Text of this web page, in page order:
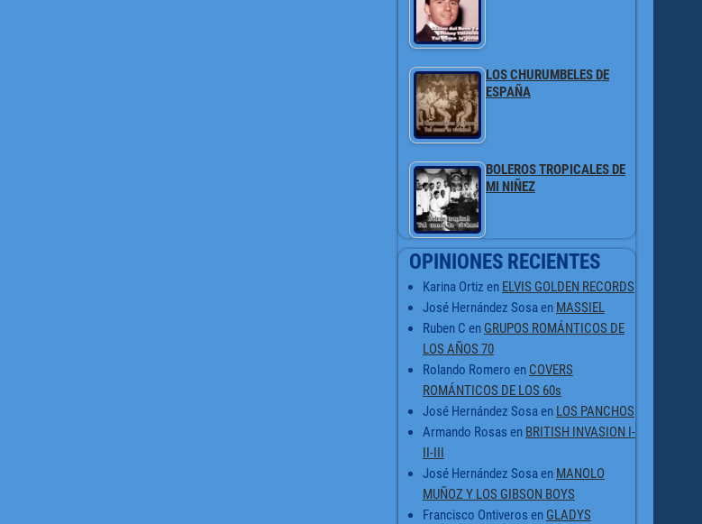
LOS CHURUMBELES DE
ESPAÑA
BOLEROS TROPICALES DE
MI NIÑEZ
OPINIONES RECIENTES
Karina Ortiz en ELVIS GOLDEN RECORDS
José Hernández Sosa en MASSIEL
Ruben C en GRUPOS ROMÁNTICOS DE
LOS AÑOS 70
Rolando Romero en COVERS
ROMÁNTICOS DE LOS 60s
José Hernández Sosa en LOS PANCHOS
Armando Rosas en BRITISH INVASION I-
II-III
José Hernández Sosa en MANOLO
MUÑOZ Y LOS GIBSON BOYS
Francisco Ontiveros en GLADYS